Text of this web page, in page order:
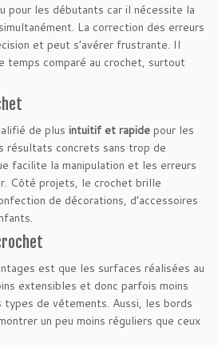
pour les débutants car il nécessite la
La correction des erreurs
et peut s’avérer frustrante. Il
temps comparé au crochet, surtout
de plus intuitif et rapide pour les
résultats concrets sans trop de
facilite la manipulation et les erreurs
Côté projets, le crochet brille
de décorations, d’accessoires
est que les surfaces réalisées au
extensibles et donc parfois moins
de vêtements. Aussi, les bords
un peu moins réguliers que ceux